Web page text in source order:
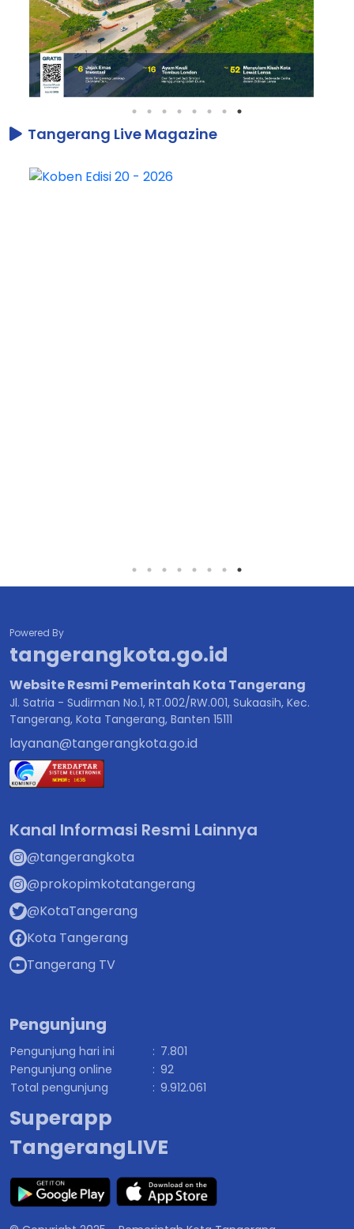
Tangerang Live Magazine
Powered By
tangerangkota.go.id
Website Resmi Pemerintah Kota Tangerang
Jl. Satria - Sudirman No.1, RT.002/RW.001, Sukaasih, Kec.
Tangerang, Kota Tangerang, Banten 15111
layanan@tangerangkota.go.id
Kanal Informasi Resmi Lainnya
@tangerangkota
@prokopimkotatangerang
@KotaTangerang
Kota Tangerang
Tangerang TV
Pengunjung
Pengunjung hari ini : 7.801
Pengunjung online
: 92
Total pengunjung
: 9.912.061
Superapp
TangerangLIVE